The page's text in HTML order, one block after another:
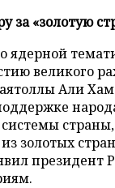
за «золотую
ядерной
великого
Али
золотых
президент